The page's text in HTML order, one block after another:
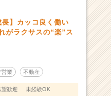
】カッコ良く働い
がラクサスの“楽”ス
営業 不動産
望歓迎
未経験OK